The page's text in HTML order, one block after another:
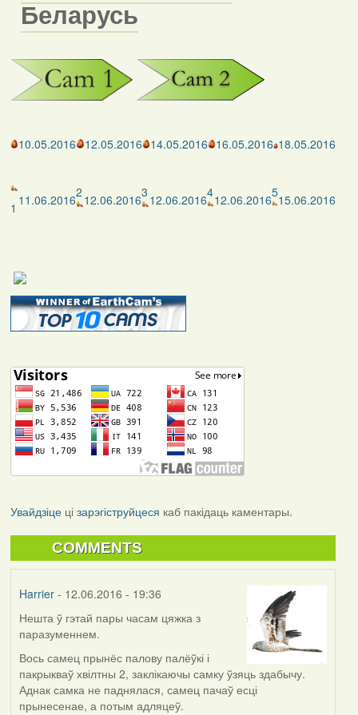
Беларусь
10.05.2016 12.05.2016 14.05.2016 16.05.2016 18.05.2016
1 11.06.20162 12.06.20163 12.06.2016412.06.2016515.06.2016
Увайдзіцеці зарэгіструйцеся каб пакідаць каментары.
COMMENTS
Harrier- 12.06.2016 - 19:36
Нешта ў гэтай пары часам цяжка з
паразуменнем.
Вось самец прынёс палову палёўкі і
пакрыкваў хвілтны 2, заклікаючы самку ўзяць здабычу.
Аднак самка не паднялася, самец пачаў есці
прынесенае, а потым адляцеў.